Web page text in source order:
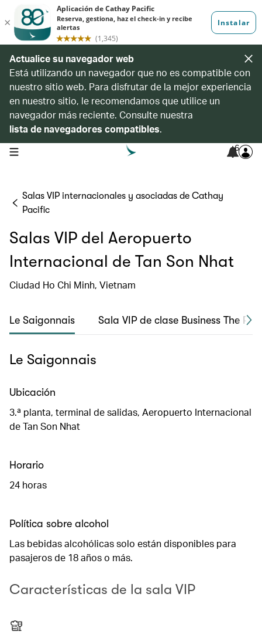
Actualice su navegador web
Está utilizando un navegador que no es compatible con
nuestro sitio web. Para disfrutar de la mejor experiencia
en nuestro sitio, le recomendamos que utilice un
navegador más reciente. Consulte nuestra
lista de navegadores compatibles.
open navigation menu 6
Salas VIP internacionales y asociadas de Cathay
Pacific
Salas VIP del Aeropuerto
Internacional de Tan Son Nhat
Ciudad Ho Chi Minh, Vietnam
Le Saigonnais Sala VIP de clase Business The
Le Saigonnais
Ubicación
3.ª planta, terminal de salidas, Aeropuerto Internacional
de Tan Son Nhat
Horario
24 horas
Política sobre alcohol
Las bebidas alcohólicas solo están disponibles para
pasajeros de 18 años o más.
Características de la sala VIP